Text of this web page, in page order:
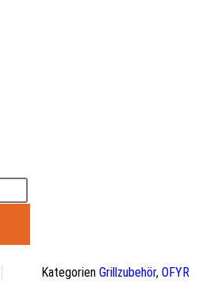
Kategorien Grillzubehör, OFYR